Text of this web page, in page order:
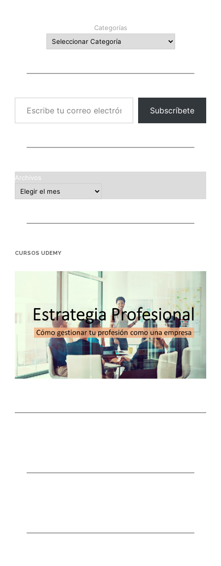
Categorías
Escribe tu correo electrónico…
Subscríbete
Archivos
CURSOS UDEMY